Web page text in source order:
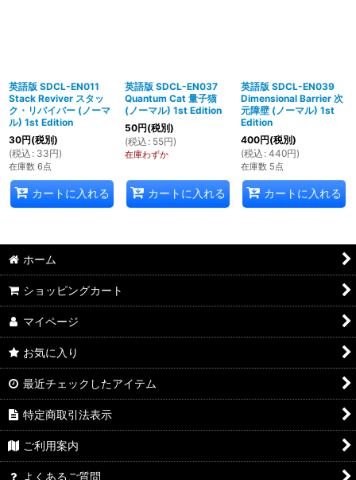
英語版 SDCL-EN011
Stack Reviver スタッ
ク・リバイバー (ノーマ
ル) 1st Edition
30円(税別)
(税込 : 33円)
在庫数 6点
カートに入れる
英語版 SDCL-EN037
Quantum Cat 量子猫
(ノーマル) 1st Edition
50円(税別)
(税込 : 55円)
在庫わずか
カートに入れる
英語版 SDCL-EN039
Dimensional Barrier 次
元障壁 (ノーマル) 1st
Edition
400円(税別)
(税込 : 440円)
在庫数 5点
カートに入れる
ホーム
ショッピングカート
マイページ
お気に入り
最近チェックしたアイテム
特定商取引法表示
ご利用案内
よくあるご質問